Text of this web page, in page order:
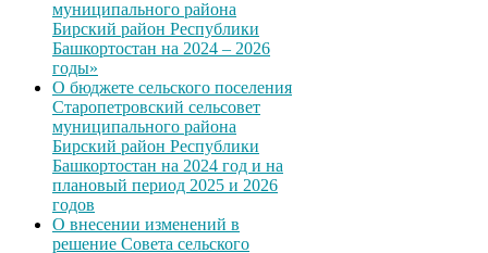
муниципального района
Бирский район Республики
Башкортостан на 2024 – 2026
годы»
О бюджете сельского поселения
Старопетровский сельсовет
муниципального района
Бирский район Республики
Башкортостан на 2024 год и на
плановый период 2025 и 2026
годов
О внесении изменений в
решение Совета сельского